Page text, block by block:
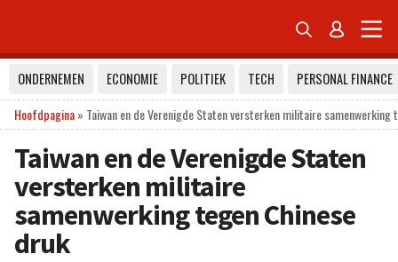
 
ONDERNEMEN ECONOMIE POLITIEK TECH
PERSONAL FINANCE
Hoofdpagina» Taiwan en de Verenigde Staten versterken militaire samenwerking
Taiwan en de Verenigde Staten
versterken militaire
samenwerking tegen Chinese
druk